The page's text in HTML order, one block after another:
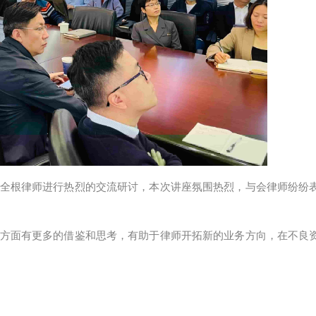
根律师进行热烈的交流研讨，本次讲座氛围热烈，与会律师纷纷
面有更多的借鉴和思考，有助于律师开拓新的业务方向，在不良